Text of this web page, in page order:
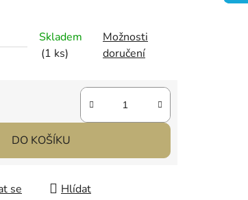
Skladem
(1 ks)
Možnosti
doručení
DO KOŠÍKU
se
Hlídat